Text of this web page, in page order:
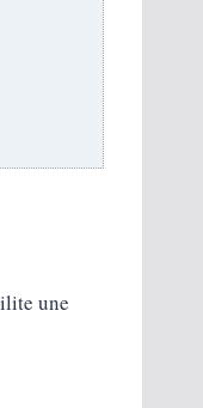
une